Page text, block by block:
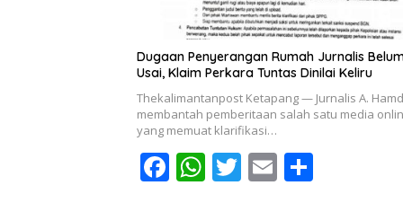
Dugaan Penyerangan Rumah Jurnalis
Usai, Klaim Perkara Tuntas Dinilai Keliru
Thekalimantanpost Ketapang — Jurnalis A.
membantah pemberitaan salah satu media
yang memuat klarifikasi…
F W T E